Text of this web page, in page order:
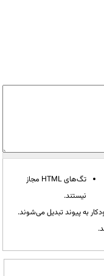
تگ‌های HTML مجاز
نیستند.
به پیوند تبدیل می‌شوند.